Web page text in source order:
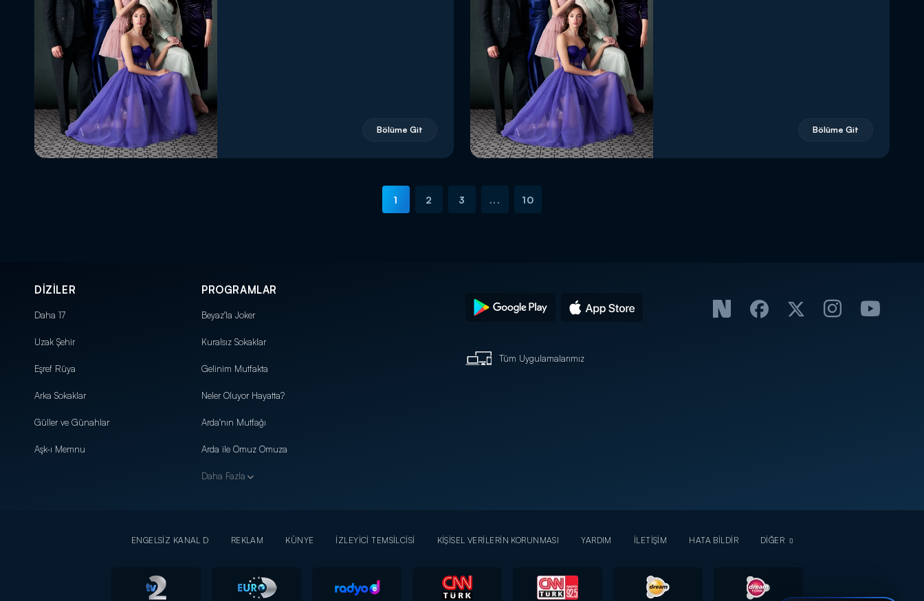
Bölüme Git Bölüme Git
1 2 3 ... 10
DİZİLER
Daha 17
Uzak Şehir
Eşref Rüya
Arka Sokaklar
Güller ve Günahlar
Aşk-ı Memnu
PROGRAMLAR
Beyaz'la Joker
Kuralsız Sokaklar
Gelinim Mutfakta
Neler Oluyor Hayatta?
Arda'nın Mutfağı
Arda ile Omuz Omuza
Daha Fazla
Tüm Uygulamalarımız
ENGELSİZ KANAL D REKLAM KÜNYE İZLEYİCİ TEMSİLCİSİ KİŞİSEL VERİLERİN KORUNMASI YARDIM İLETİŞİM HATA BİLDİR DİĞER